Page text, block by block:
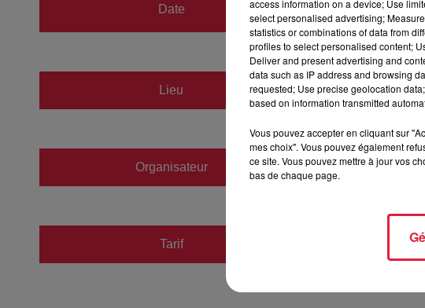
Date
au24 septembre
Lieu
CRIG
67400 ILLKIRCH
Organisateur https://
Tarif
access information on a device; Use
select personalised advertising;
statistics or combinations of data from
profiles to select personalised content;
Deliver and present advertising and
data such as IP address and browsing
requested; Use precise geolocation
based on information transmitted
Vous pouvez accepter en cliquant sur
mes choix". Vous pouvez également
ce site. Vous pouvez mettre à jour vos
bas de chaque page.